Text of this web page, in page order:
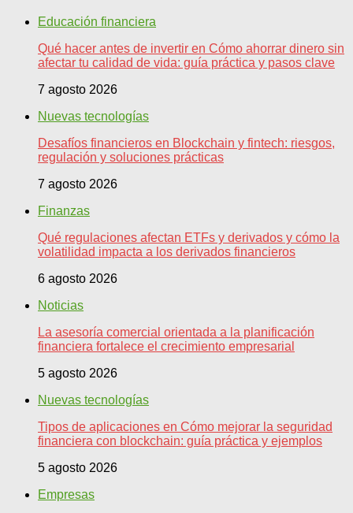
Educación financiera
Qué hacer antes de invertir en Cómo ahorrar dinero sin
afectar tu calidad de vida: guía práctica y pasos clave
7 agosto 2026
Nuevas tecnologías
Desafíos financieros en Blockchain y fintech: riesgos,
regulación y soluciones prácticas
7 agosto 2026
Finanzas
Qué regulaciones afectan ETFs y derivados y cómo la
volatilidad impacta a los derivados financieros
6 agosto 2026
Noticias
La asesoría comercial orientada a la planificación
financiera fortalece el crecimiento empresarial
5 agosto 2026
Nuevas tecnologías
Tipos de aplicaciones en Cómo mejorar la seguridad
financiera con blockchain: guía práctica y ejemplos
5 agosto 2026
Empresas